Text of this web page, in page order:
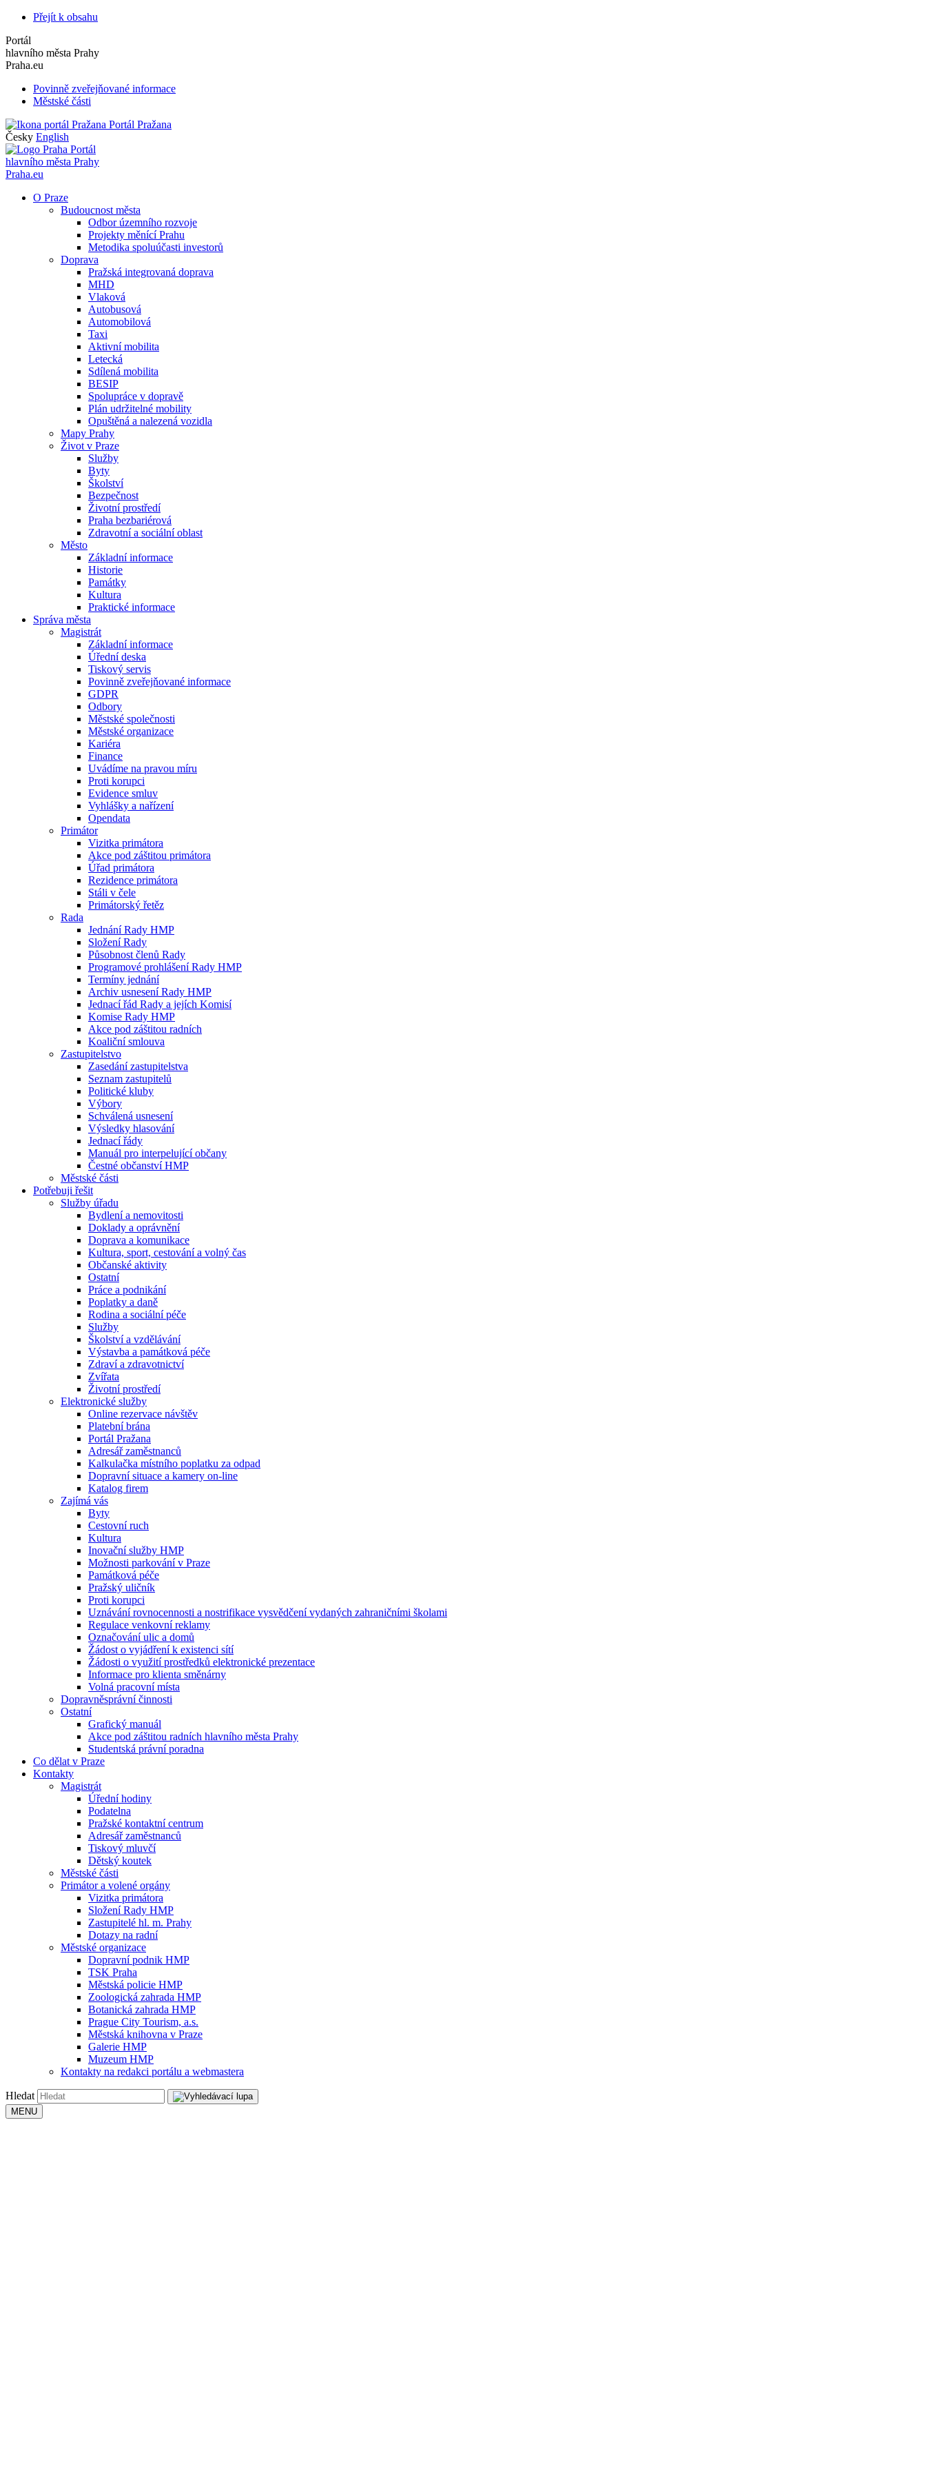
Přejít k obsahu
Portál
hlavního města Prahy
Praha.eu
Povinně zveřejňované informace
Městské části
Portál Pražana
Česky English
Portál
hlavního města Prahy
Praha.eu
O Praze
Budoucnost města
Odbor územního rozvoje
Projekty měnící Prahu
Metodika spoluúčasti investorů
Doprava
Pražská integrovaná doprava
MHD
Vlaková
Autobusová
Automobilová
Taxi
Aktivní mobilita
Letecká
Sdílená mobilita
BESIP
Spolupráce v dopravě
Plán udržitelné mobility
Opuštěná a nalezená vozidla
Mapy Prahy
Život v Praze
Služby
Byty
Školství
Bezpečnost
Životní prostředí
Praha bezbariérová
Zdravotní a sociální oblast
Město
Základní informace
Historie
Památky
Kultura
Praktické informace
Správa města
Magistrát
Základní informace
Úřední deska
Tiskový servis
Povinně zveřejňované informace
GDPR
Odbory
Městské společnosti
Městské organizace
Kariéra
Finance
Uvádíme na pravou míru
Proti korupci
Evidence smluv
Vyhlášky a nařízení
Opendata
Primátor
Vizitka primátora
Akce pod záštitou primátora
Úřad primátora
Rezidence primátora
Stáli v čele
Primátorský řetěz
Rada
Jednání Rady HMP
Složení Rady
Působnost členů Rady
Programové prohlášení Rady HMP
Termíny jednání
Archiv usnesení Rady HMP
Jednací řád Rady a jejích Komisí
Komise Rady HMP
Akce pod záštitou radních
Koaliční smlouva
Zastupitelstvo
Zasedání zastupitelstva
Seznam zastupitelů
Politické kluby
Výbory
Schválená usnesení
Výsledky hlasování
Jednací řády
Manuál pro interpelující občany
Čestné občanství HMP
Městské části
Potřebuji řešit
Služby úřadu
Bydlení a nemovitosti
Doklady a oprávnění
Doprava a komunikace
Kultura, sport, cestování a volný čas
Občanské aktivity
Ostatní
Práce a podnikání
Poplatky a daně
Rodina a sociální péče
Služby
Školství a vzdělávání
Výstavba a památková péče
Zdraví a zdravotnictví
Zvířata
Životní prostředí
Elektronické služby
Online rezervace návštěv
Platební brána
Portál Pražana
Adresář zaměstnanců
Kalkulačka místního poplatku za odpad
Dopravní situace a kamery on-line
Katalog firem
Zajímá vás
Byty
Cestovní ruch
Kultura
Inovační služby HMP
Možnosti parkování v Praze
Památková péče
Pražský uličník
Proti korupci
Uznávání rovnocennosti a nostrifikace vysvědčení vydaných zahraničními školami
Regulace venkovní reklamy
Označování ulic a domů
Žádost o vyjádření k existenci sítí
Žádosti o využití prostředků elektronické prezentace
Informace pro klienta směnárny
Volná pracovní místa
Dopravněsprávní činnosti
Ostatní
Grafický manuál
Akce pod záštitou radních hlavního města Prahy
Studentská právní poradna
Co dělat v Praze
Kontakty
Magistrát
Úřední hodiny
Podatelna
Pražské kontaktní centrum
Adresář zaměstnanců
Tiskový mluvčí
Dětský koutek
Městské části
Primátor a volené orgány
Vizitka primátora
Složení Rady HMP
Zastupitelé hl. m. Prahy
Dotazy na radní
Městské organizace
Dopravní podnik HMP
TSK Praha
Městská policie HMP
Zoologická zahrada HMP
Botanická zahrada HMP
Prague City Tourism, a.s.
Městská knihovna v Praze
Galerie HMP
Muzeum HMP
Kontakty na redakci portálu a webmastera
Hledat
MENU